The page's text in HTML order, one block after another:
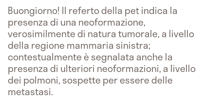
Buongiorno! Il referto della pet indica la
presenza di una neoformazione,
verosimilmente di natura tumorale, a livello
della regione mammaria sinistra;
contestualmente è segnalata anche la
presenza di ulteriori neoformazioni, a livello
dei polmoni, sospette per essere delle
metastasi.